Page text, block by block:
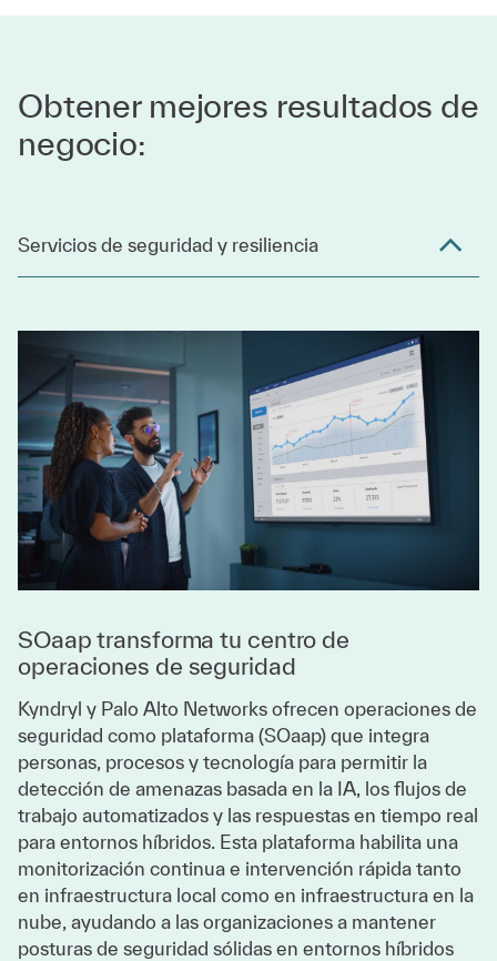
Obtener mejores resultados de
negocio:
Servicios de seguridad y resiliencia
SOaap transforma tu centro de
operaciones de seguridad
Kyndryl y Palo Alto Networks ofrecen operaciones de
seguridad como plataforma (SOaap) que integra
personas, procesos y tecnología para permitir la
detección de amenazas basada en la IA, los flujos de
trabajo automatizados y las respuestas en tiempo real
para entornos híbridos. Esta plataforma habilita una
monitorización continua e intervención rápida tanto
en infraestructura local como en infraestructura en la
nube, ayudando a las organizaciones a mantener
posturas de seguridad sólidas en entornos híbridos